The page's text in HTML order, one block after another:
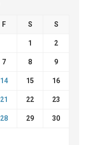
F S S
1 2
7 8 9
14 15 16
21 22 23
28 29 30